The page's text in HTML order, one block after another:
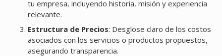
tu empresa, incluyendo historia, misión y experiencia
relevante.
Estructura de Precios: Desglose claro de los costos
asociados con los servicios o productos propuestos,
asegurando transparencia.